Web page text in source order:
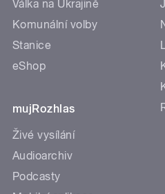
Válka na Ukrajině
Komunální volby
Stanice
eShop
mujRozhlas
Živé vysílání
Audioarchiv
Podcasty